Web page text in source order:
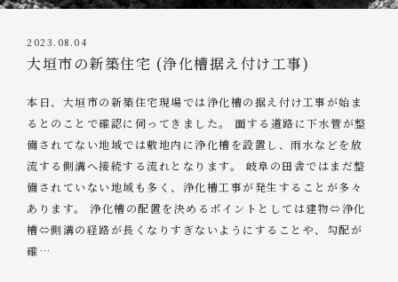
2023.08.04
大垣市の新築住宅 (浄化槽据え付け工事)
本日、大垣市の新築住宅現場では浄化槽の据え付け工事が始ま
るとのことで確認に伺ってきました。 面する道路に下水管が整
備されてない地域では敷地内に浄化槽を設置し、雨水などを放
流する側溝へ接続する流れとなります。 岐阜の田舎ではまだ整
備されていない地域も多く、浄化槽工事が発生することが多々
あります。 浄化槽の配置を決めるポイントとしては建物⇔浄化
槽⇔側溝の経路が長くなりすぎないようにすることや、勾配が
確…